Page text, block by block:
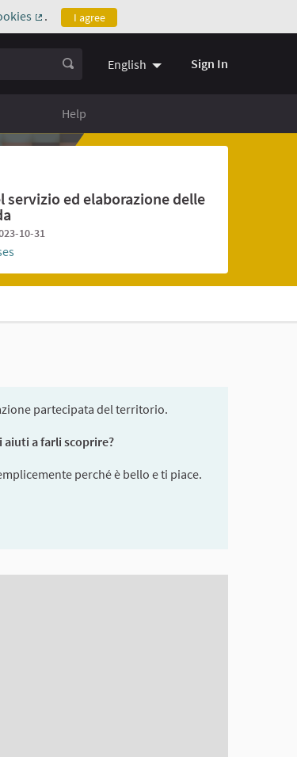
(External link)
. I agree
English Sign In
Help
servizio ed elaborazione delle
10-31
partecipata del territorio.
aiuti a farli scoprire?
perché è bello e ti piace.
it may be hard to understand.